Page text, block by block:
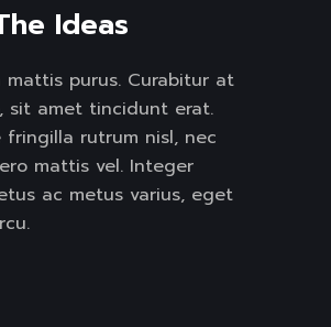
Ideas
mattis purus. Curabitur at
sit amet tincidunt erat.
fringilla rutrum nisl, nec
mattis vel. Integer
ac metus varius, eget